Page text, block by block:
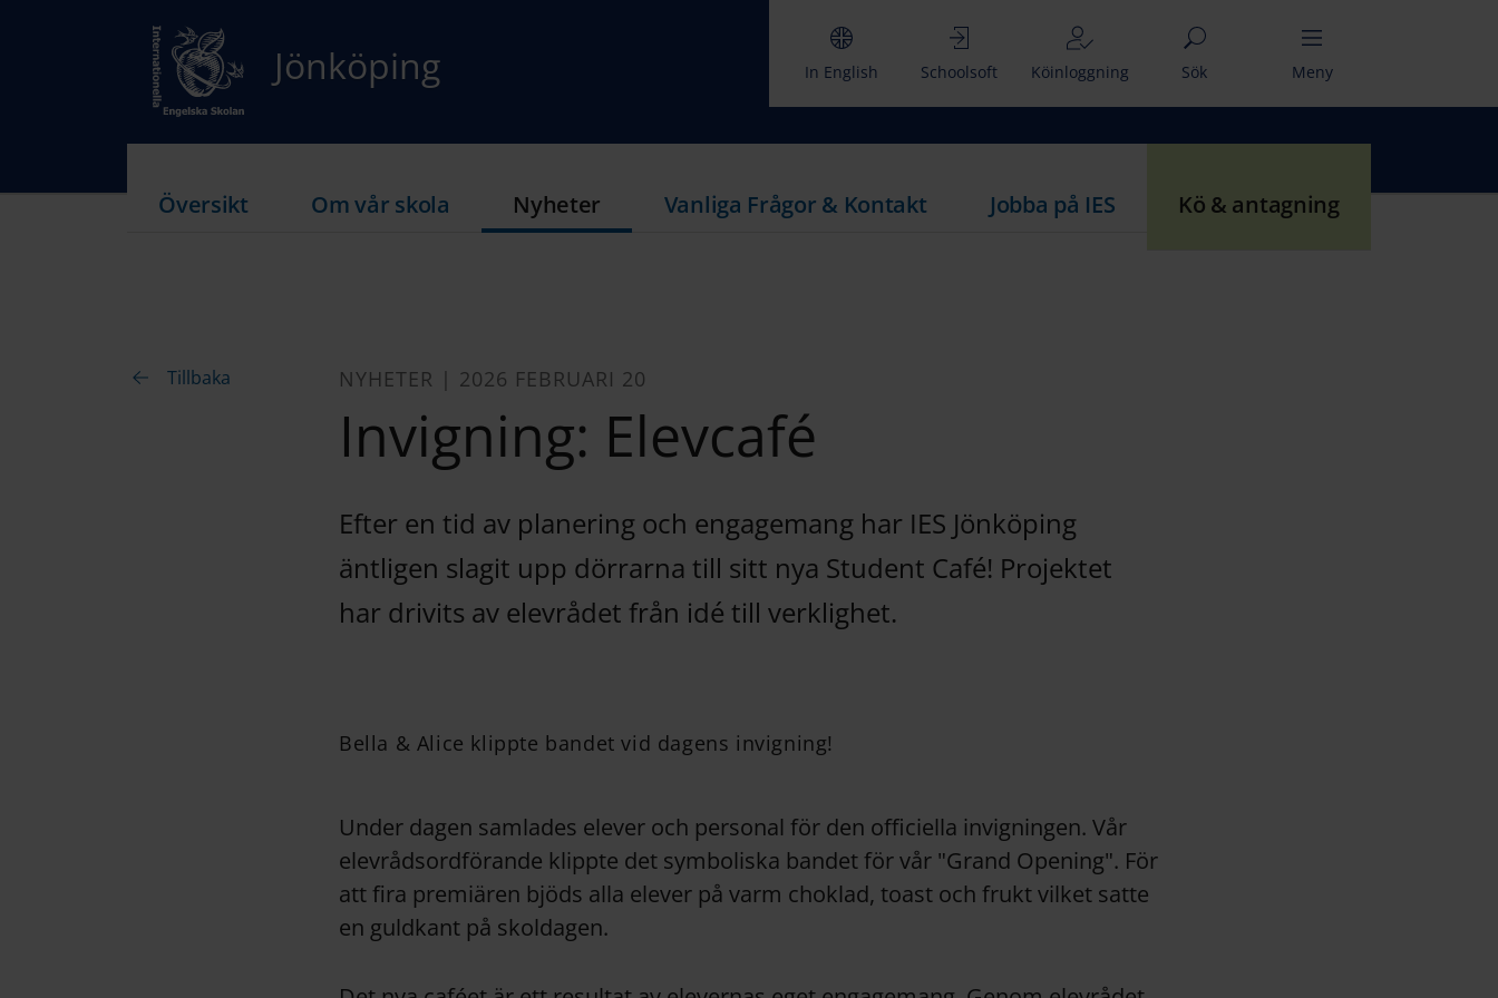
Jönköping In English Schoolsoft Köinloggning Sök Meny
Översikt Om vår skola Nyheter Vanliga Frågor & Kontakt Jobba på IES Kö & antagning
Tillbaka NYHETER | 2026 FEBRUARI 20
Invigning: Elevcafé
Efter en tid av planering och engagemang har IES Jönköping
äntligen slagit upp dörrarna till sitt nya Student Café! Projektet
har drivits av elevrådet från idé till verklighet.
Bella & Alice klippte bandet vid dagens invigning!
Under dagen samlades elever och personal för den officiella invigningen. Vår
elevrådsordförande klippte det symboliska bandet för vår "Grand Opening". För
att fira premiären bjöds alla elever på varm choklad, toast och frukt vilket satte
en guldkant på skoldagen.